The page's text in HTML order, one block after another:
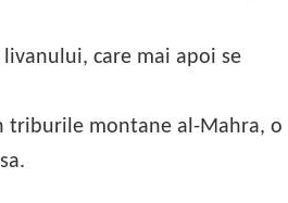
care mai apoi se
triburile montane al-Mahra, o